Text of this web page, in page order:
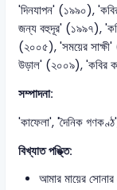
'দিনযাপন' (১৯৯০),
জন্য বহুদূর' (১৯৯৭),
(২০০৫), 'সময়ের সাক্ষী'
উড়াল' (২০০৯), 'কবির
সম্পাদনা:
'কাফেলা', 'দৈনিক
বিখ্যাত পঙ্ক্তি:
আমার মায়ের